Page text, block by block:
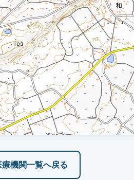
療機関一覧へ戻る